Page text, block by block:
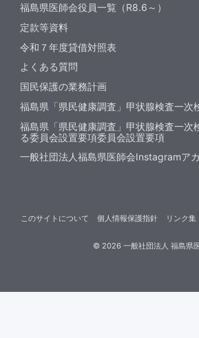
福島県医師会役員一覧（R8.6～）
定款等資料
令和７年度貸借対照表
よくある質問
国民保護の業務計画
福島県「県民健康調査」甲状腺検査一次
福島県「県民健康調査」甲状腺検査一次
る委員会設置要項委員会設置要項
一般社団法人福島県医師会Instagramア
© 2026一般社団法人 福島県
このサイトについて 個人情報保護指針 リンク集